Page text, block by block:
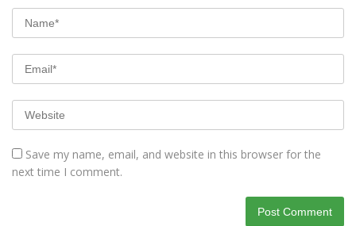
Save my name, email, and website in this browser for the
next time I comment.